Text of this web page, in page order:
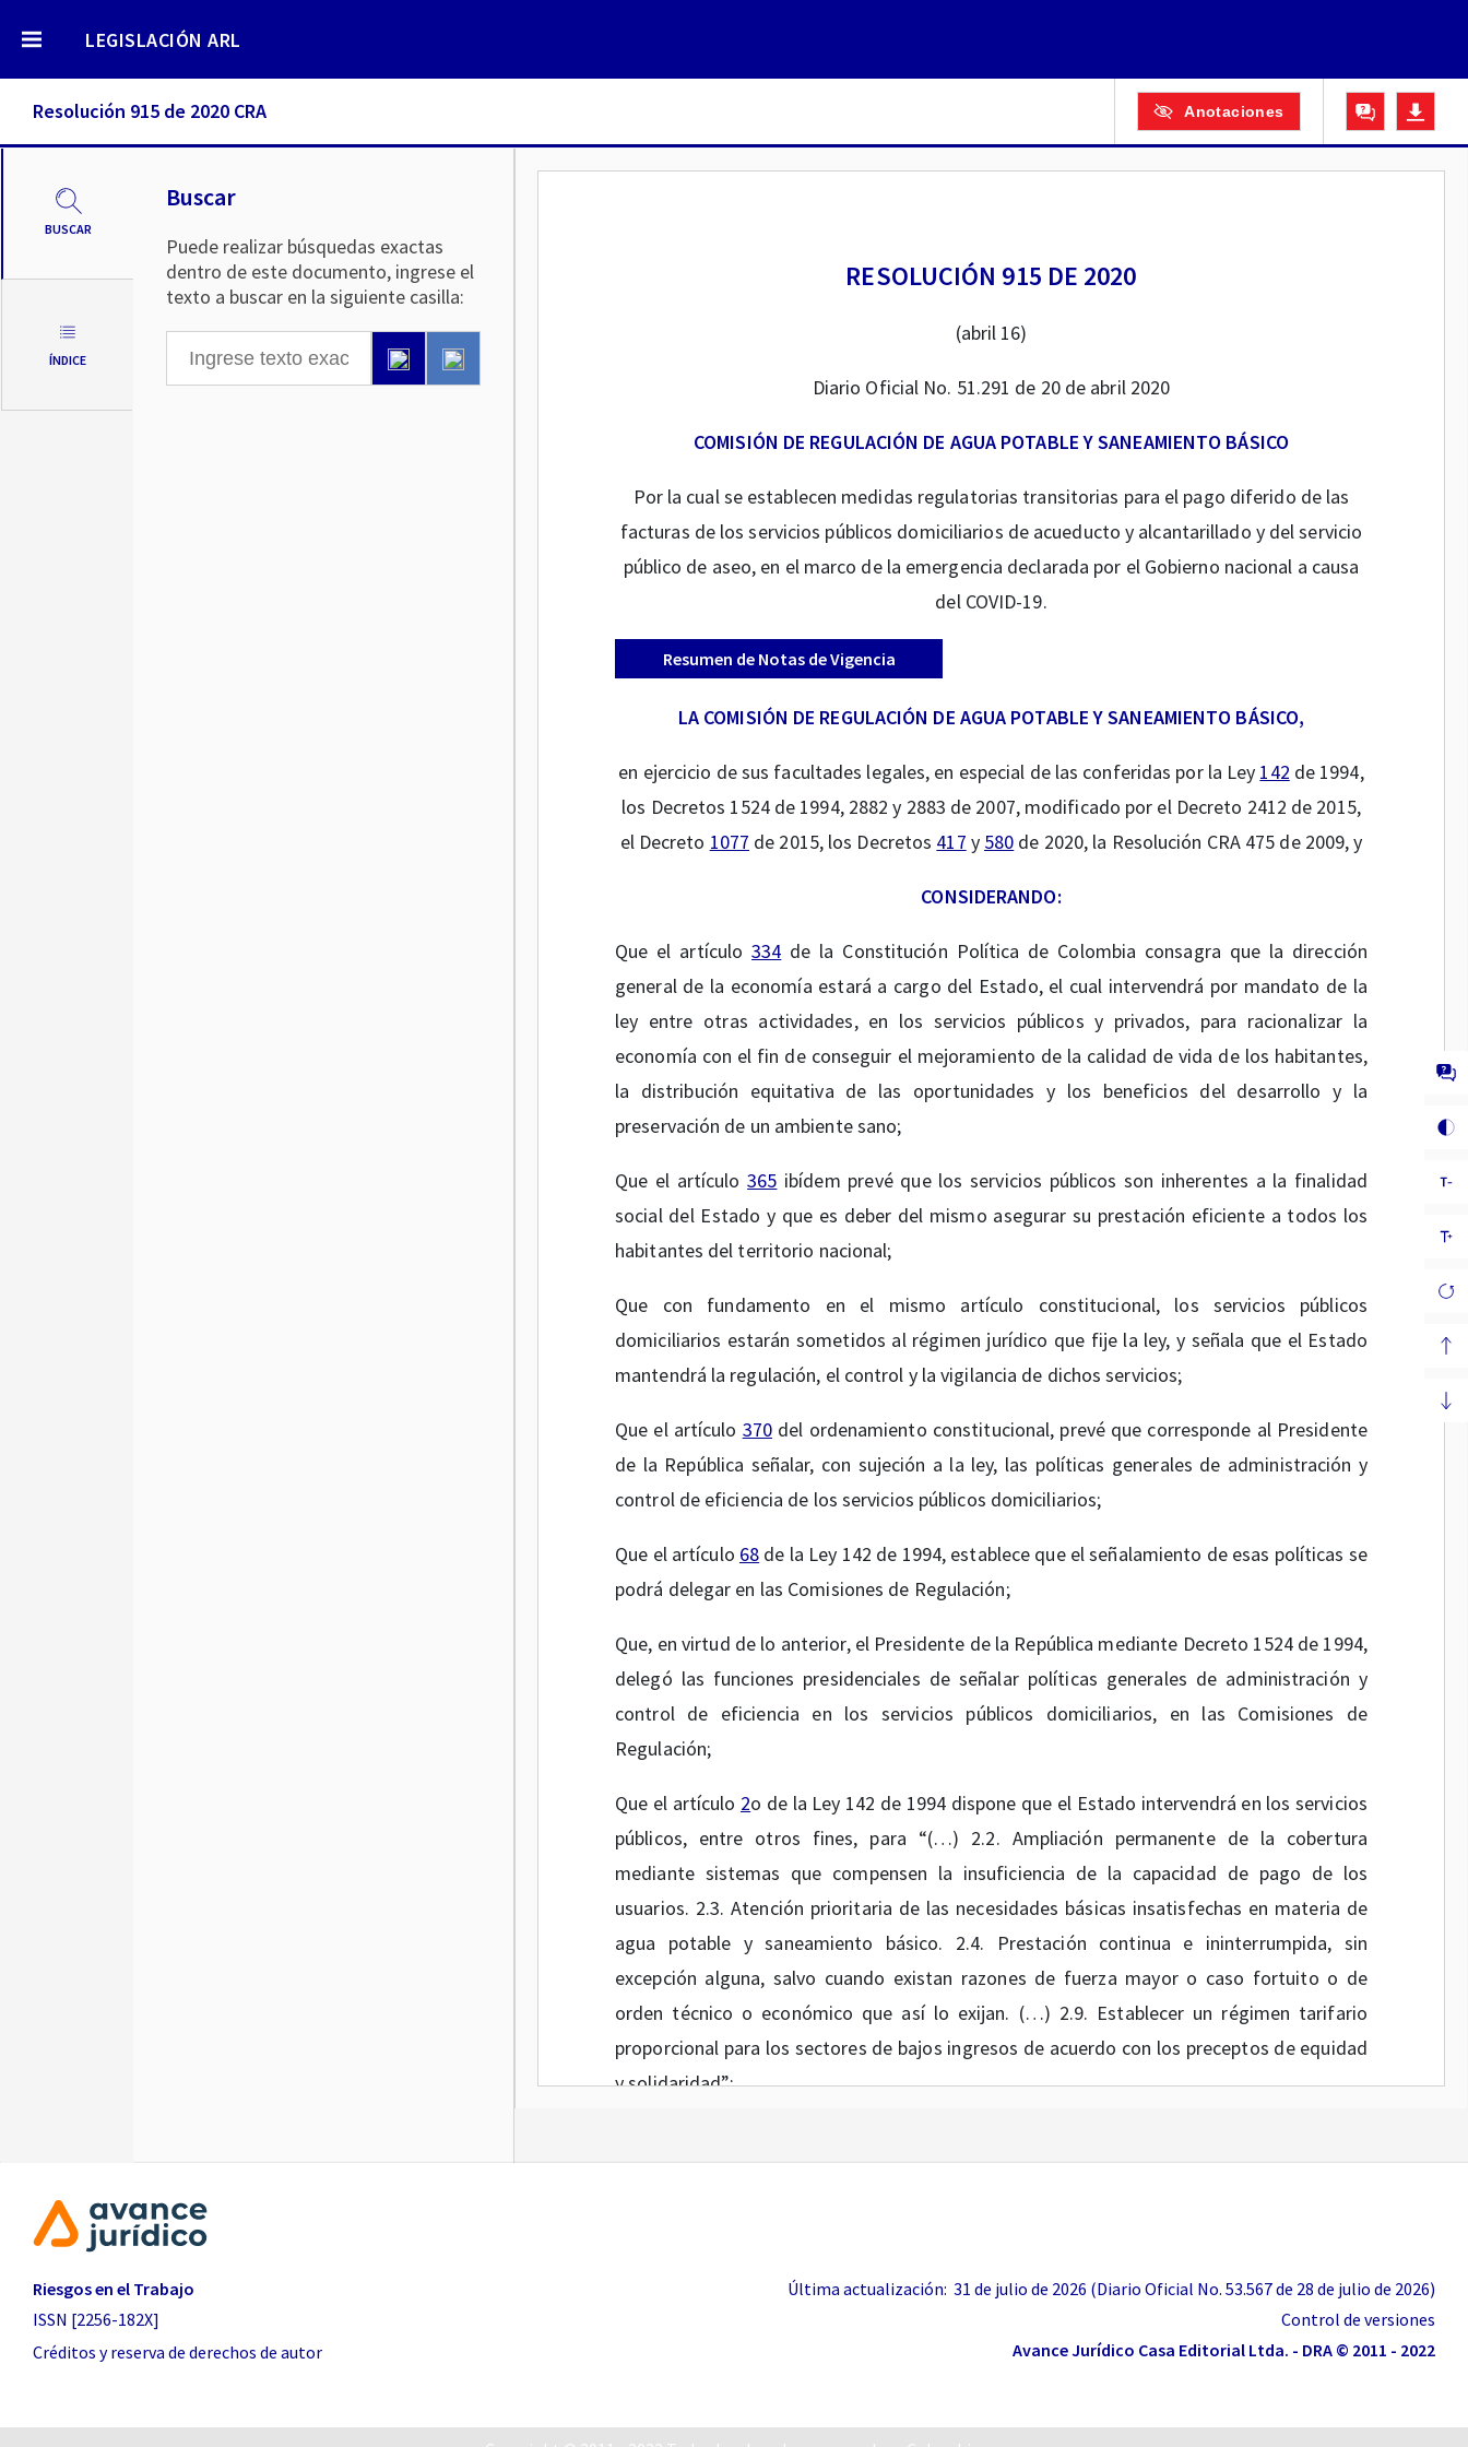
LEGISLACIÓN ARL
Resolución 915 de 2020 CRA Anotaciones
BUSCAR
ÍNDICE
Buscar
Puede realizar búsquedas exactas
dentro de este documento, ingrese el
texto a buscar en la siguiente casilla:
RESOLUCIÓN 915 DE 2020
(abril 16)
Diario Oficial No. 51.291 de 20 de abril 2020
COMISIÓN DE REGULACIÓN DE AGUA POTABLE Y SANEAMIENTO BÁSICO
Por la cual se establecen medidas regulatorias transitorias para el pago diferido de las
facturas de los servicios públicos domiciliarios de acueducto y alcantarillado y del servicio
público de aseo, en el marco de la emergencia declarada por el Gobierno nacional a causa
del COVID-19.
Resumen de Notas de Vigencia
LA COMISIÓN DE REGULACIÓN DE AGUA POTABLE Y SANEAMIENTO BÁSICO,
en ejercicio de sus facultades legales, en especial de las conferidas por la Ley 142 de 1994,
los Decretos 1524 de 1994, 2882 y 2883 de 2007, modificado por el Decreto 2412 de 2015,
el Decreto 1077 de 2015, los Decretos 417 y 580 de 2020, la Resolución CRA 475 de 2009, y
CONSIDERANDO:
Que el artículo334 de la Constitución Política de Colombia consagra que la dirección
general de la economía estará a cargo del Estado, el cual intervendrá por mandato de la
ley entre otras actividades, en los servicios públicos y privados, para racionalizar la
economía con el fin de conseguir el mejoramiento de la calidad de vida de los habitantes,
la distribución equitativa de las oportunidades y los beneficios del desarrollo y la
preservación de un ambiente sano;
Que el artículo365 ibídem prevé que los servicios públicos son inherentes a la finalidad
social del Estado y que es deber del mismo asegurar su prestación eficiente a todos los
habitantes del territorio nacional;
Que con fundamento en el mismo artículo constitucional, los servicios públicos
domiciliarios estarán sometidos al régimen jurídico que fije la ley, y señala que el Estado
mantendrá la regulación, el control y la vigilancia de dichos servicios;
Que el artículo 370del ordenamiento constitucional, prevé que corresponde al Presidente
de la República señalar, con sujeción a la ley, las políticas generales de administración y
control de eficiencia de los servicios públicos domiciliarios;
Que el artículo 68 de la Ley 142 de 1994, establece que el señalamiento de esas políticas se
podrá delegar en las Comisiones de Regulación;
Que, en virtud de lo anterior, el Presidente de la República mediante Decreto 1524 de 1994,
delegó las funciones presidenciales de señalar políticas generales de administración y
control de eficiencia en los servicios públicos domiciliarios, en las Comisiones de
Regulación;
Que el artículo 2o de la Ley 142 de 1994 dispone que el Estado intervendrá en los servicios
públicos, entre otros fines, para “(…) 2.2. Ampliación permanente de la cobertura
mediante sistemas que compensen la insuficiencia de la capacidad de pago de los
usuarios. 2.3. Atención prioritaria de las necesidades básicas insatisfechas en materia de
agua potable y saneamiento básico. 2.4. Prestación continua e ininterrumpida, sin
excepción alguna, salvo cuando existan razones de fuerza mayor o caso fortuito o de
orden técnico o económico que así lo exijan. (…) 2.9. Establecer un régimen tarifario
proporcional para los sectores de bajos ingresos de acuerdo con los preceptos de equidad
y solidaridad”;
usuarios de servicios públicos”;
de la Ley 142 de 1994 “Las comisiones de
Riesgos en el Trabajo
ISSN [2256-182X]
Última actualización: 31 de julio de 2026 (Diario Oficial No. 53.567 de 28 de julio de 2026)
Control de versiones
Créditos y reserva de derechos de autor
Avance Jurídico Casa Editorial Ltda. - DRA © 2011 - 2022